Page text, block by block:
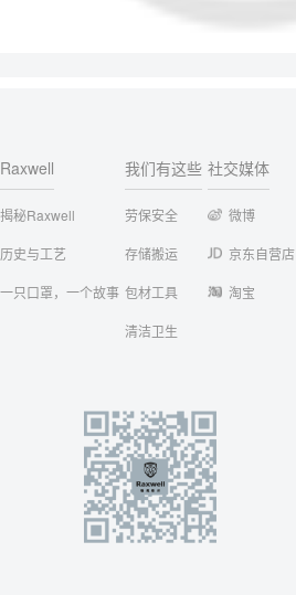
Raxwell
揭秘Raxwell
历史与工艺
一只口罩，一个故事
我们有这些
劳保安全
存储搬运
包材工具
清洁卫生
社交媒体
微博
京东自营店
淘宝